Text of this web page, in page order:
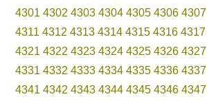
4301 4302 4303 4304 4305 4306 4307
4311 4312 4313 4314 4315 4316 4317
4321 4322 4323 4324 4325 4326 4327
4331 4332 4333 4334 4335 4336 4337
4341 4342 4343 4344 4345 4346 4347